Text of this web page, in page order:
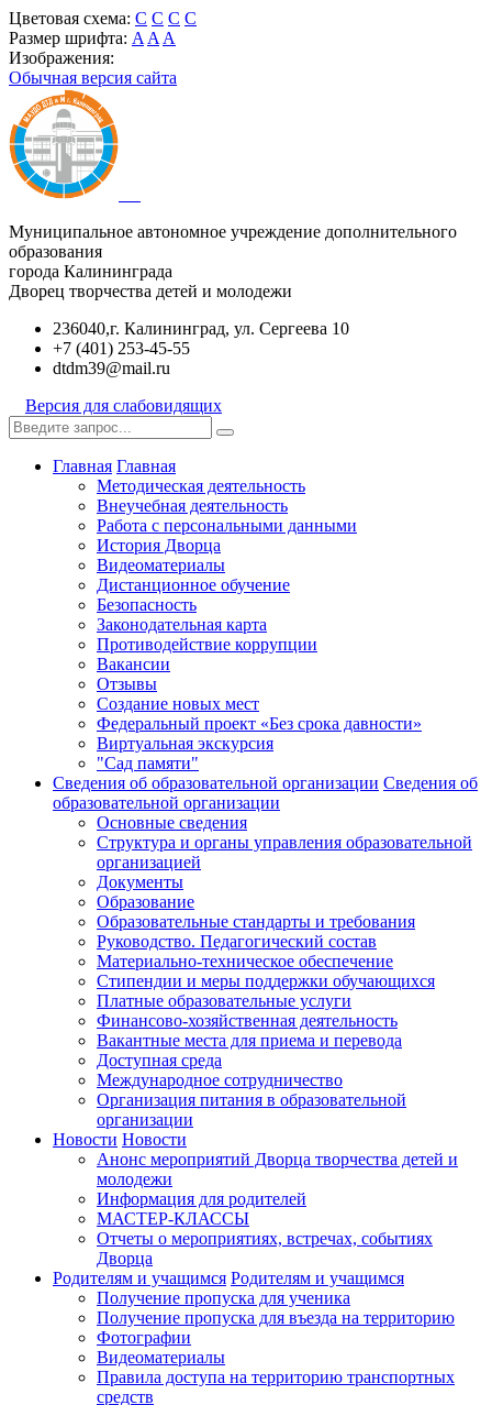
Цветовая схема: C C C C
Размер шрифта: A A A
Изображения:
Обычная версия сайта
Муниципальное автономное учреждение дополнительного
образования
города Калининграда
Дворец творчества детей и молодежи
236040,г. Калининград, ул. Сергеева 10
+7 (401) 253-45-55
dtdm39@mail.ru
Версия для слабовидящих
Главная Главная
Методическая деятельность
Внеучебная деятельность
Работа с персональными данными
История Дворца
Видеоматериалы
Дистанционное обучение
Безопасность
Законодательная карта
Противодействие коррупции
Вакансии
Отзывы
Создание новых мест
Федеральный проект «Без срока давности»
Виртуальная экскурсия
"Сад памяти"
Сведения об образовательной организации Сведения об
образовательной организации
Основные сведения
Структура и органы управления образовательной
организацией
Документы
Образование
Образовательные стандарты и требования
Руководство. Педагогический состав
Материально-техническое обеспечение
Стипендии и меры поддержки обучающихся
Платные образовательные услуги
Финансово-хозяйственная деятельность
Вакантные места для приема и перевода
Доступная среда
Международное сотрудничество
Организация питания в образовательной
организации
Новости Новости
Анонс мероприятий Дворца творчества детей и
молодежи
Информация для родителей
МАСТЕР-КЛАССЫ
Отчеты о мероприятиях, встречах, событиях
Дворца
Родителям и учащимся Родителям и учащимся
Получение пропуска для ученика
Получение пропуска для въезда на территорию
Фотографии
Видеоматериалы
Правила доступа на территорию транспортных
средств